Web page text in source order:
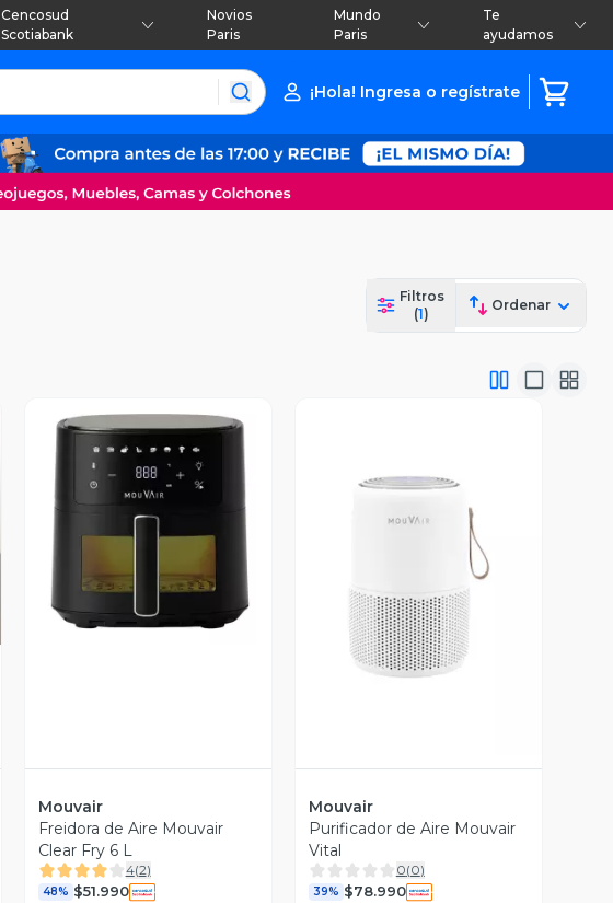
Cencosud
Scotiabank
Novios
Paris
Mundo
Paris
Te
ayudamos
¡Hola! Ingresa o regístrate
Filtros
(1)
Ordenar
Vista Previa
Mouvair
Freidora de Aire Mouvair
Clear Fry 6 L
4(2)
48% $51.990
Vista Previa
Mouvair
Purificador de Aire Mouvair
Vital
0(0)
39% $78.990